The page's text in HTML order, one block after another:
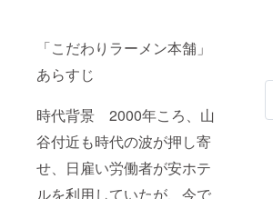
「こだわりラーメン本舗」
あらすじ
時代背景 2000年ころ、山
谷付近も時代の波が押し寄
せ、日雇い労働者が安ホテ
ルを利用していたが、今で